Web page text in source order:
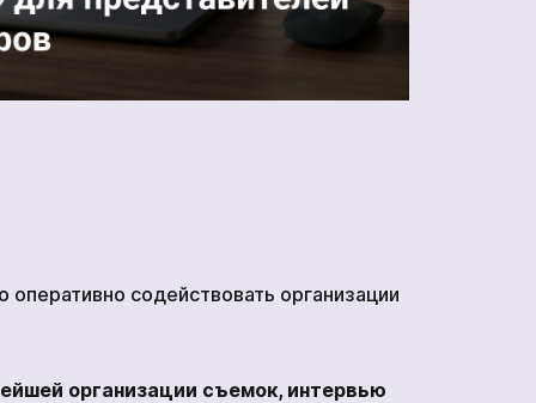
содействовать организации
организации съемок, интервью